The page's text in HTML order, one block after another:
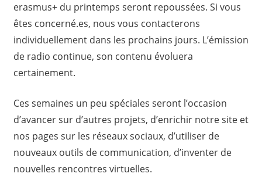
erasmus+ du printemps seront repoussées. Si vous
êtes concerné.es, nous vous contacterons
individuellement dans les prochains jours. L’émission
de radio continue, son contenu évoluera
certainement.
Ces semaines un peu spéciales seront l’occasion
d’avancer sur d’autres projets, d’enrichir notre site et
nos pages sur les réseaux sociaux, d’utiliser de
nouveaux outils de communication, d’inventer de
nouvelles rencontres virtuelles.